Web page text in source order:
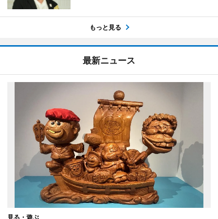
もっと見る
最新ニュース
見る・遊ぶ